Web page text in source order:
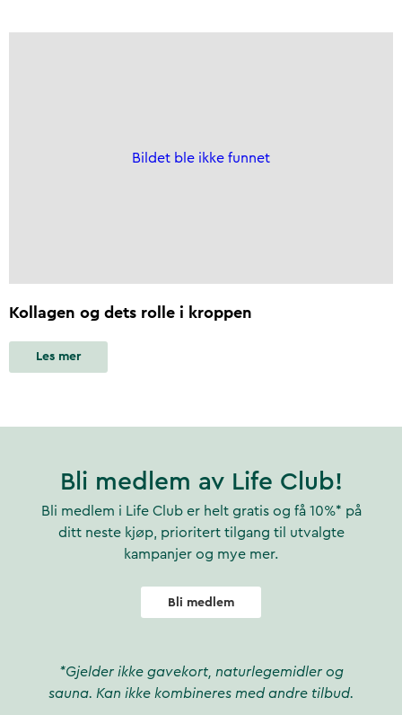
Bildet ble ikke funnet
Kollagen og dets rolle i kroppen
Les mer
Bli medlem av Life Club!
Bli medlem i Life Club er helt gratis og få 10%* på
ditt neste kjøp, prioritert tilgang til utvalgte
kampanjer og mye mer.
Bli medlem
*Gjelder ikke gavekort, naturlegemidler og
sauna. Kan ikke kombineres med andre tilbud.